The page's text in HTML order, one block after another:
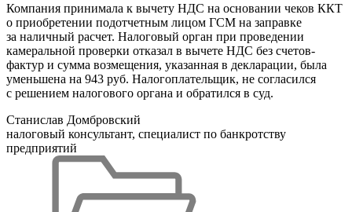
Компания принимала к вычету НДС на основании чеков ККТ
о приобретении подотчетным лицом ГСМ на заправке
за наличный расчет. Налоговый орган при проведении
камеральной проверки отказал в вычете НДС без счетов-
фактур и сумма возмещения, указанная в декларации, была
уменьшена на 943 руб. Налогоплательщик, не согласился
с решением налогового органа и обратился в суд.
Станислав Домбровский
налоговый консультант, специалист по банкротству
предприятий